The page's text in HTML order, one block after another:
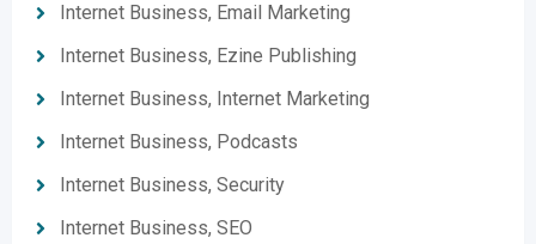
Internet Business, Email Marketing
Internet Business, Ezine Publishing
Internet Business, Internet Marketing
Internet Business, Podcasts
Internet Business, Security
Internet Business, SEO